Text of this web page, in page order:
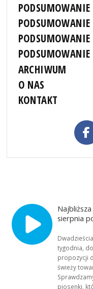
ARCHIWUM
O NAS
KONTAKT
sierpnia
tygodnia,
propozycji
świeży
piosenki,